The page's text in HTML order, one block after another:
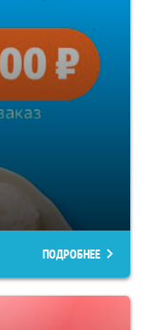
ПОДРОБНЕЕ